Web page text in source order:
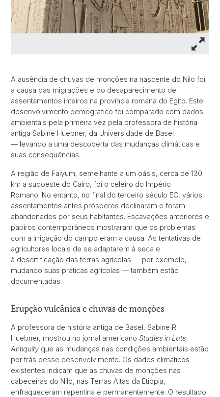
A ausência de chuvas de monções na nascente do Nilo foi
a causa das migrações e do desaparecimento de
assentamentos inteiros na província romana do Egito. Este
desenvolvimento demográfico foi comparado com dados
ambientais pela primeira vez pela professora de história
antiga Sabine Huebner, da Universidade de Basel
— levando a uma descoberta das mudanças climáticas e
suas consequências.
A região de Faiyum, semelhante a um oásis, cerca de 130
km a sudoeste do Cairo, foi o celeiro do Império
Romano. No entanto, no final do terceiro século EC, vários
assentamentos antes prósperos declinaram e foram
abandonados por seus habitantes. Escavações anteriores e
papiros contemporâneos mostraram que os problemas
com a irrigação do campo eram a causa. As tentativas de
agricultores locais de se adaptarem à seca e
à desertificação das terras agrícolas — por exemplo,
mudando suas práticas agrícolas — também estão
documentadas.
Erupção vulcânica e chuvas de monções
A professora de história antiga de Basel, Sabine R.
Huebner, mostrou no jornal americano Studies in Late
Antiquity que as mudanças nas condições ambientais estão
por trás desse desenvolvimento. Os dados climáticos
existentes indicam que as chuvas de monções nas
cabeceiras do Nilo, nas Terras Altas da Etiópia,
enfraqueceram repentina e permanentemente. O resultado